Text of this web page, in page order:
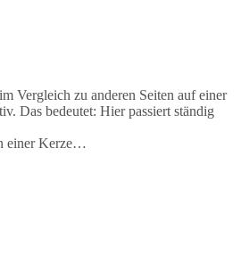
Vergleich zu anderen Seiten auf einer
Das bedeutet: Hier passiert ständig
einer Kerze…